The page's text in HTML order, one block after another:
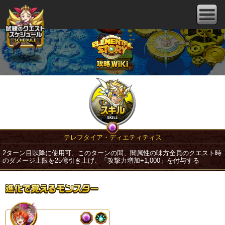
テレフタイア・ディエティティス
2ターン目以降に使用可、このターンの間、闇属性の味方全員のクエスト時
のダメージ上限を25億引き上げ、「攻撃力増加+1,000」を付与する